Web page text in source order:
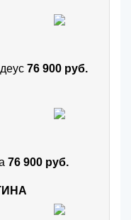
76 900 руб.
76 900 руб.